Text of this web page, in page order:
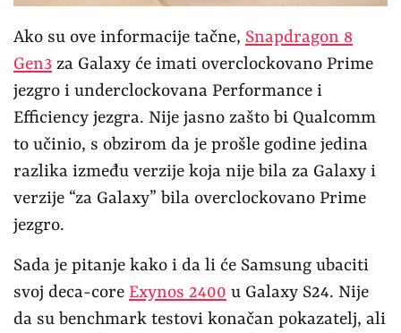
Ako su ove informacije tačne, Snapdragon 8
Gen3 za Galaxy će imati overclockovano Prime
jezgro i underclockovana Performance i
Efficiency jezgra. Nije jasno zašto bi Qualcomm
to učinio, s obzirom da je prošle godine jedina
razlika između verzije koja nije bila za Galaxy i
verzije “za Galaxy” bila overclockovano Prime
jezgro.
Sada je pitanje kako i da li će Samsung ubaciti
svoj deca-core Exynos 2400 u Galaxy S24. Nije
da su benchmark testovi konačan pokazatelj, ali